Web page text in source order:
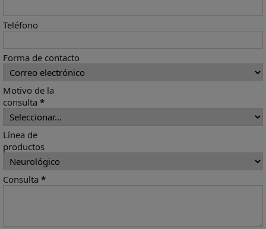
Teléfono
Forma de contacto
Motivo de la
consulta *
Línea de
productos
Consulta *